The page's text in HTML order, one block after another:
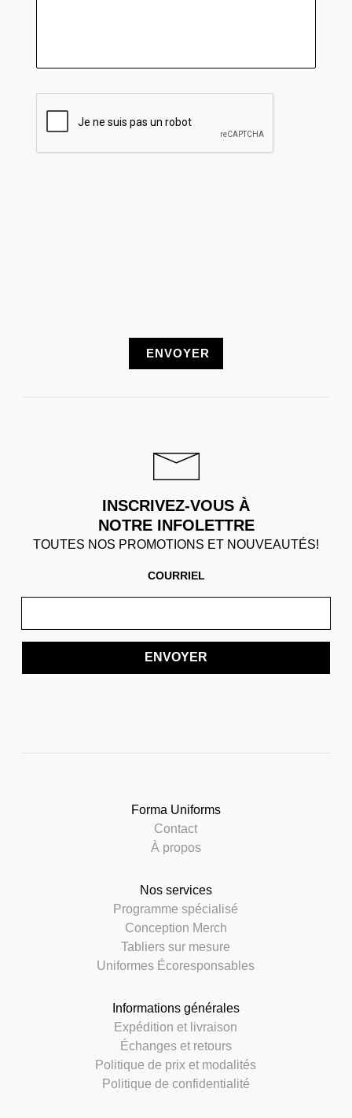
INSCRIVEZ-VOUS À
NOTRE INFOLETTRE
TOUTES NOS PROMOTIONS ET NOUVEAUTÉS!
COURRIEL
ENVOYER
Forma Uniforms
Contact
À propos
Nos services
Programme spécialisé
Conception Merch
Tabliers sur mesure
Uniformes Écoresponsables
Informations générales
Expédition et livraison
Échanges et retours
Politique de prix et modalités
Politique de confidentialité